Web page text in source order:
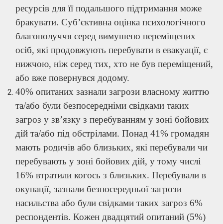
ресурсів для її подальшого підтримання може
бракувати. Суб’єктивна оцінка психологічного
благополуччя серед вимушено переміщених
осіб, які продовжують перебувати в евакуації, є
нижчою, ніж серед тих, хто не був переміщений,
або вже повернувся додому.
40% опитаних зазнали загрози власному життю
та/або були безпосередніми свідками таких
загроз у зв’язку з перебуванням у зоні бойових
дій та/або під обстрілами. Понад 41% громадян
мають родичів або близьких, які перебували чи
перебувають у зоні бойових дій, у тому числі
16% втратили когось з близьких. Перебували в
окупації, зазнали безпосередньої загрози
насильства або були свідками таких загроз 6%
респондентів. Кожен двадцятий опитаний (5%)